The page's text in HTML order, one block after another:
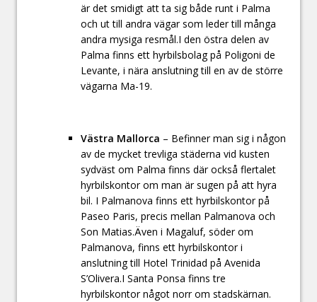
är det smidigt att ta sig både runt i Palma
och ut till andra vägar som leder till många
andra mysiga resmål.I den östra delen av
Palma finns ett hyrbilsbolag på Poligoni de
Levante, i nära anslutning till en av de större
vägarna Ma-19.
Västra Mallorca – Befinner man sig i någon
av de mycket trevliga städerna vid kusten
sydväst om Palma finns där också flertalet
hyrbilskontor om man är sugen på att hyra
bil. I Palmanova finns ett hyrbilskontor på
Paseo Paris, precis mellan Palmanova och
Son Matias.Även i Magaluf, söder om
Palmanova, finns ett hyrbilskontor i
anslutning till Hotel Trinidad på Avenida
S’Olivera.I Santa Ponsa finns tre
hyrbilskontor något norr om stadskärnan.